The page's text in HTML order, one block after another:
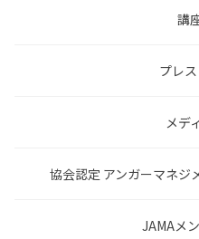
講
プレ
メデ
協会認定 アンガーマネジ
JAMAメ